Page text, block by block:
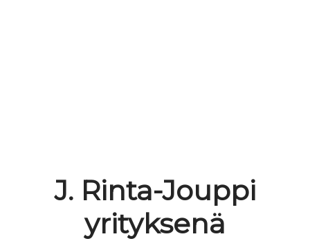
J. Rinta-Jouppi
yrityksenä